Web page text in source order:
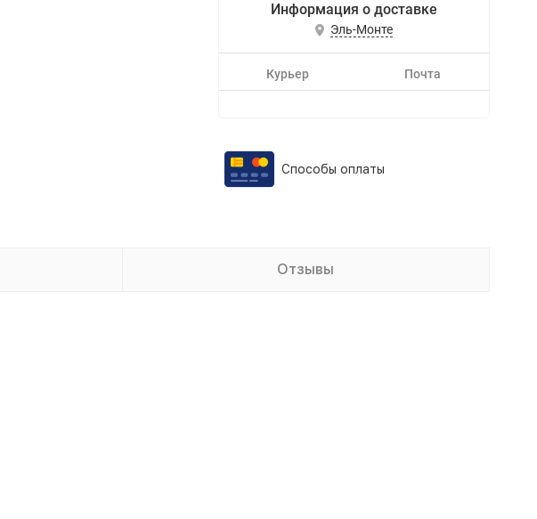
Информация о доставке
Эль-Монте
Курьер Почта
Способы оплаты
Отзывы